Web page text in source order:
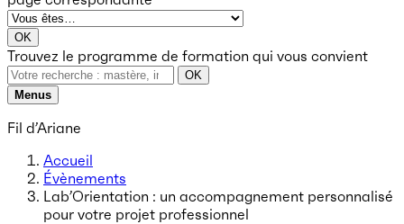
OK
Trouvez le programme de formation qui vous convient
OK
Menus
Fil d’Ariane
Accueil
Évènements
Lab’Orientation : un accompagnement personnalisé
pour votre projet professionnel